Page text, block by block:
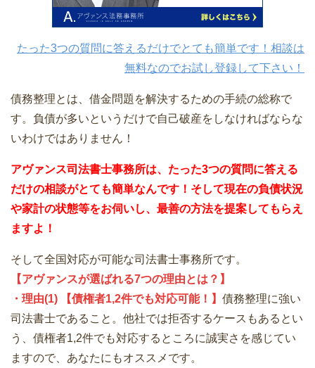
たった3つの質問に答えるだけでとても簡単です！相談は
無料なのでお試し登録して下さい！
債務整理とは、借金問題を解決するための手続の総称で
す。負債が多いというだけで自己破産をしなければならな
いわけではありません！
アヴァンス司法書士事務所は、 たった3つの質問に答える
だけの相談がとても簡単なんです！そして現在の負債状況
や家計の状態等をお伺いし、最善の方法を提案してもらえ
ますよ！
そして全国対応が可能な司法書士事務所です。
【アヴァンスが選ばれる7つの理由とは？】
・理由(1) 【債権者1,2件でも対応可能！】 債務整理に強い
司法書士であること。他社では拒否するケースもあるとい
う、債権者1,2件でも対応するところに誠実さを感じてい
ますので、あなたにもオススメです。